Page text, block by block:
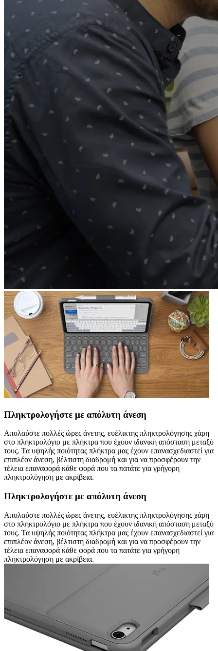
Πληκτρολογήστε με απόλυτη άνεση
Απολαύστε πολλές ώρες άνετης, ευέλικτης πληκτρολόγησης χάρη
στο πληκτρολόγιο με πλήκτρα που έχουν ιδανική απόσταση μεταξύ
τους. Τα υψηλής ποιότητας πλήκτρα μας έχουν επανασχεδιαστεί για
επιπλέον άνεση, βέλτιστη διαδρομή και για να προσφέρουν την
τέλεια επαναφορά κάθε φορά που τα πατάτε για γρήγορη
πληκτρολόγηση με ακρίβεια.
Πληκτρολογήστε με απόλυτη άνεση
Απολαύστε πολλές ώρες άνετης, ευέλικτης πληκτρολόγησης χάρη
στο πληκτρολόγιο με πλήκτρα που έχουν ιδανική απόσταση μεταξύ
τους. Τα υψηλής ποιότητας πλήκτρα μας έχουν επανασχεδιαστεί για
επιπλέον άνεση, βέλτιστη διαδρομή και για να προσφέρουν την
τέλεια επαναφορά κάθε φορά που τα πατάτε για γρήγορη
πληκτρολόγηση με ακρίβεια.